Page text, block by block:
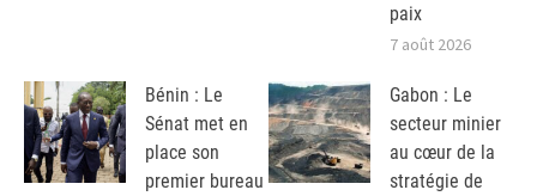
paix
7 août 2026
Bénin : Le
Sénat met en
place son
premier bureau
Gabon : Le
secteur minier
au cœur de la
stratégie de